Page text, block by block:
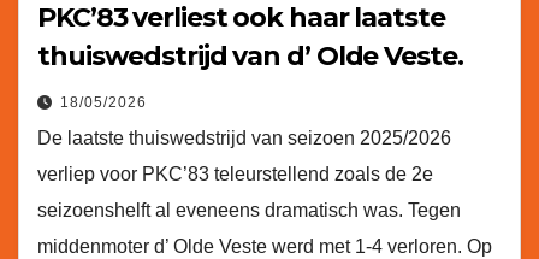
PKC’83 verliest ook haar laatste
thuiswedstrijd van d’ Olde Veste.
18/05/2026
De laatste thuiswedstrijd van seizoen 2025/2026
verliep voor PKC’83 teleurstellend zoals de 2e
seizoenshelft al eveneens dramatisch was. Tegen
middenmoter d’ Olde Veste werd met 1-4 verloren. Op